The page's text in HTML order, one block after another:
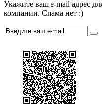
Укажите ваш e-mail адрес
компании. Спама нет :)